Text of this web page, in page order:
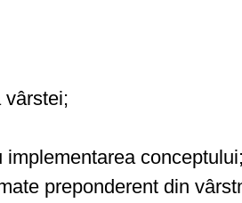
vârstei;
conceptului;
preponderent din